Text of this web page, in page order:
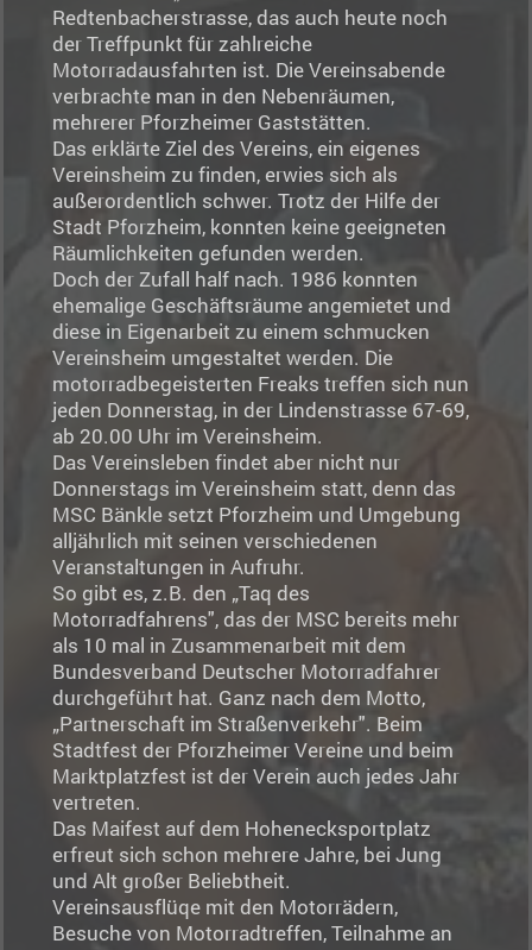
Redtenbacherstrasse, das auch heute noch
der Treffpunkt für zahlreiche
Motorradausfahrten ist. Die Vereinsabende
verbrachte man in den Nebenräumen,
mehrerer Pforzheimer Gaststätten.
Das erklärte Ziel des Vereins, ein eigenes
Vereinsheim zu finden, erwies sich als
außerordentlich schwer. Trotz der Hilfe der
Stadt Pforzheim, konnten keine geeigneten
Räumlichkeiten gefunden werden.
Doch der Zufall half nach. 1986 konnten
ehemalige Geschäftsräume angemietet und
diese in Eigenarbeit zu einem schmucken
Vereinsheim umgestaltet werden. Die
motorradbegeisterten Freaks treffen sich nun
jeden Donnerstag, in der Lindenstrasse 67-69,
ab 20.00 Uhr im Vereinsheim.
Das Vereinsleben findet aber nicht nur
Donnerstags im Vereinsheim statt, denn das
MSC Bänkle setzt Pforzheim und Umgebung
alljährlich mit seinen verschie­denen
Veranstaltungen in Aufruhr.
So gibt es, z.B. den „Taq des
Motorradfahrens", das der MSC bereits mehr
als 10 mal in Zusammenarbeit mit dem
Bundesverband Deutscher Motorradfahrer
durchgeführt hat. Ganz nach dem Motto,
„Partnerschaft im Straßenverkehr". Beim
Stadtfest der Pforzheimer Vereine und beim
Marktplatzfest ist der Verein auch jedes Jahr
vertreten.
Das Maifest auf dem Hohenecksportplatz
erfreut sich schon mehrere Jahre, bei Jung
und Alt großer Beliebtheit.
Vereinsausflüqe mit den Motorrädern,
Besuche von Motorradtreffen, Teilnahme an